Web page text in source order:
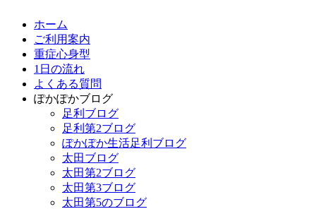
ホーム
ご利用案内
重症心身型
1日の流れ
よくある質問
ぽかぽかブログ
足利ブログ
足利第2ブログ
ぽかぽか生活足利ブログ
太田ブログ
太田第2ブログ
太田第3ブログ
太田第5のブログ